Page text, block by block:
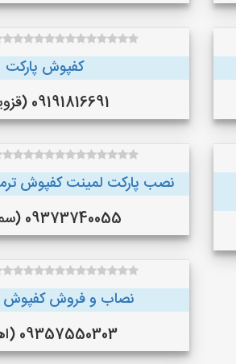
کفپوش پارکت
09191816691 (قزوین)
نصب پارکت لمینت کفپوش ترمو
09373740055 (سمنان )
نصاب و فروش کفپوش
09357550303 (اهواز )